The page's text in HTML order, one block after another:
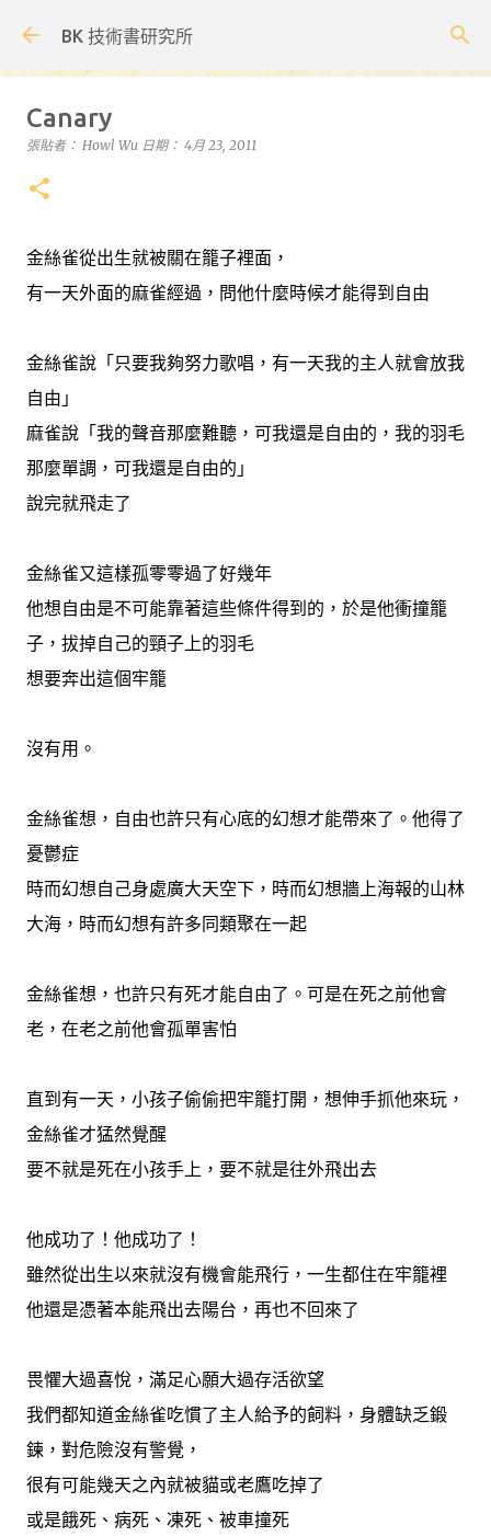
BK 技術書研究所
Canary
張貼者： Howl Wu 日期： 4月 23, 2011
金絲雀從出生就被關在籠子裡面，
有一天外面的麻雀經過，問他什麼時候才能得到自由
金絲雀說「只要我夠努力歌唱，有一天我的主人就會放我
自由」
麻雀說「我的聲音那麼難聽，可我還是自由的，我的羽毛
那麼單調，可我還是自由的」
說完就飛走了
金絲雀又這樣孤零零過了好幾年
他想自由是不可能靠著這些條件得到的，於是他衝撞籠
子，拔掉自己的頸子上的羽毛
想要奔出這個牢籠
沒有用。
金絲雀想，自由也許只有心底的幻想才能帶來了。他得了
憂鬱症
時而幻想自己身處廣大天空下，時而幻想牆上海報的山林
大海，時而幻想有許多同類聚在一起
金絲雀想，也許只有死才能自由了。可是在死之前他會
老，在老之前他會孤單害怕
直到有一天，小孩子偷偷把牢籠打開，想伸手抓他來玩，
金絲雀才猛然覺醒
要不就是死在小孩手上，要不就是往外飛出去
他成功了！他成功了！
雖然從出生以來就沒有機會能飛行，一生都住在牢籠裡
他還是憑著本能飛出去陽台，再也不回來了
畏懼大過喜悅，滿足心願大過存活欲望
我們都知道金絲雀吃慣了主人給予的飼料，身體缺乏鍛
鍊，對危險沒有警覺，
很有可能幾天之內就被貓或老鷹吃掉了
或是餓死、病死、凍死、被車撞死